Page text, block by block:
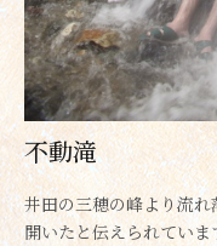
不動滝
井田の三穂の峰より流
開いたと伝えられてい